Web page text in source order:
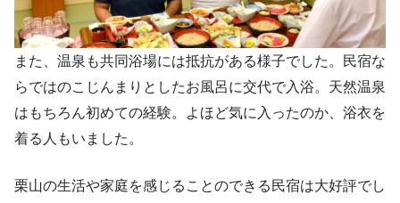
また、温泉も共同浴場には抵抗がある様子でした。民宿な
らではのこじんまりとしたお風呂に交代で入浴。天然温泉
はもちろん初めての経験。よほど気に入ったのか、浴衣を
着る人もいました。
栗山の生活や家庭を感じることのできる民宿は大好評でし